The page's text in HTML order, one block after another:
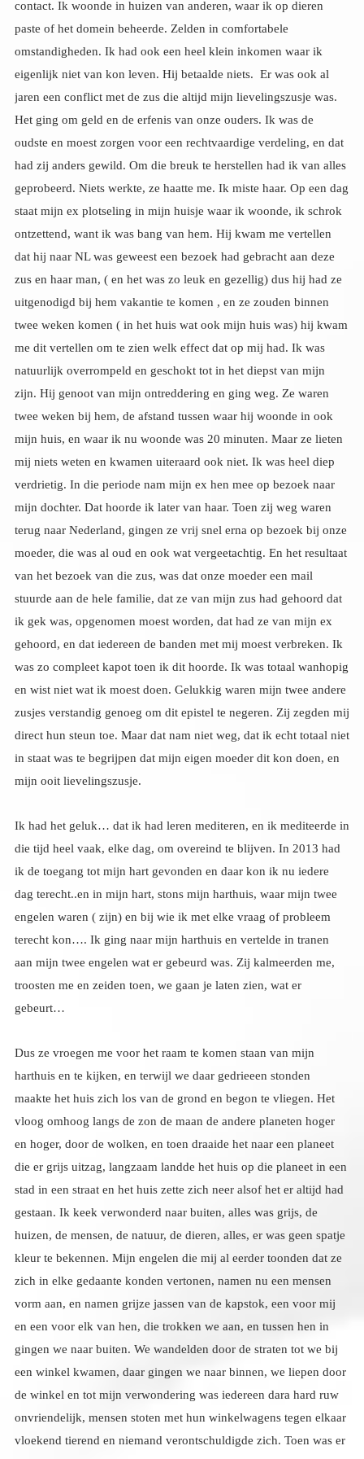
mijn ooit lievelingszusje.
Ik had het geluk… dat ik had leren mediteren, en ik mediteerde in
die tijd heel vaak, elke dag, om overeind te blijven. In 2013 had
ik de toegang tot mijn hart gevonden en daar kon ik nu iedere
dag terecht..en in mijn hart, stons mijn harthuis, waar mijn twee
engelen waren ( zijn) en bij wie ik met elke vraag of probleem
terecht kon…. Ik ging naar mijn harthuis en vertelde in tranen
aan mijn twee engelen wat er gebeurd was. Zij kalmeerden me,
troosten me en zeiden toen, we gaan je laten zien, wat er
gebeurt…
Dus ze vroegen me voor het raam te komen staan van mijn
harthuis en te kijken, en terwijl we daar gedrieeen stonden
maakte het huis zich los van de grond en begon te vliegen. Het
vloog omhoog langs de zon de maan de andere planeten hoger
en hoger, door de wolken, en toen draaide het naar een planeet
die er grijs uitzag, langzaam landde het huis op die planeet in een
stad in een straat en het huis zette zich neer alsof het er altijd had
gestaan. Ik keek verwonderd naar buiten, alles was grijs, de
huizen, de mensen, de natuur, de dieren, alles, er was geen spatje
kleur te bekennen. Mijn engelen die mij al eerder toonden dat ze
zich in elke gedaante konden vertonen, namen nu een mensen
vorm aan, en namen grijze jassen van de kapstok, een voor mij
en een voor elk van hen, die trokken we aan, en tussen hen in
gingen we naar buiten. We wandelden door de straten tot we bij
een winkel kwamen, daar gingen we naar binnen, we liepen door
de winkel en tot mijn verwondering was iedereen dara hard ruw
onvriendelijk, mensen stoten met hun winkelwagens tegen elkaar
vloekend tierend en niemand verontschuldigde zich. Toen was er
een oud vrouwtje die een blik wilde pakken waar ze niet bij kon,
hoog op een plank. Ik zag het en liep erheen en pakte het blik
voor haar. Ze keek me stomverbaasd aan. Dat doet niemand hier